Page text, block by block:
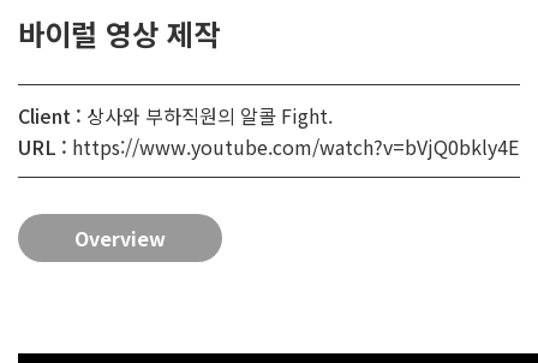
바이럴 영상 제작
Client : 상사와 부하직원의 알콜 Fight.
URL : https://www.youtube.com/watch?v=bVjQ0bkly4E
Overview